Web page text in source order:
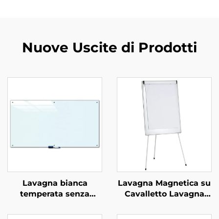
Nuove Uscite di Prodotti
Lavagna bianca
temperata senza
magnetica in vetro
Lavagna Magnetica su
Cavalletto Lavagna
Presentazioni